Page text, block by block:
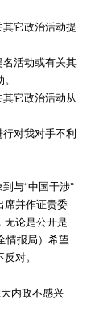
它政治活动提
活动或有关其
它政治活动从
对我对手不利
与“中国干涉”
席并作证贵委
无论是公开是
情报局）希望
对。
内政不感兴